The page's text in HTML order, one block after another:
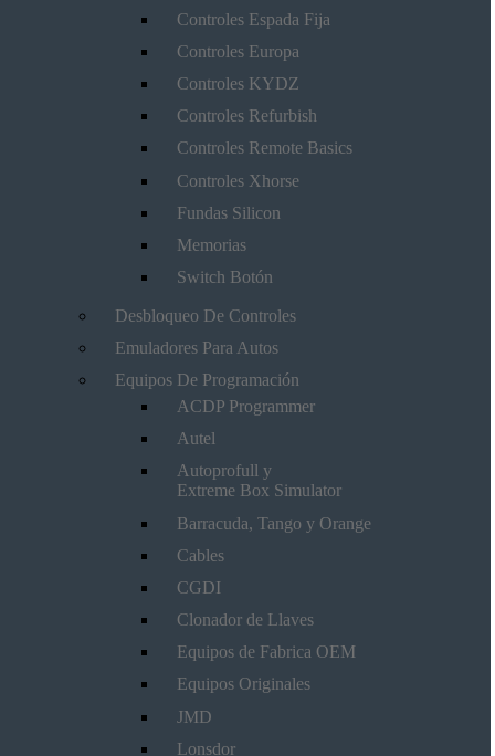
Controles Espada Fija
Controles Europa
Controles KYDZ
Controles Refurbish
Controles Remote Basics
Controles Xhorse
Fundas Silicon
Memorias
Switch Botón
Desbloqueo De Controles
Emuladores Para Autos
Equipos De Programación
ACDP Programmer
Autel
Autoprofull y
Extreme Box Simulator
Barracuda, Tango y Orange
Cables
CGDI
Clonador de Llaves
Equipos de Fabrica OEM
Equipos Originales
JMD
Lonsdor